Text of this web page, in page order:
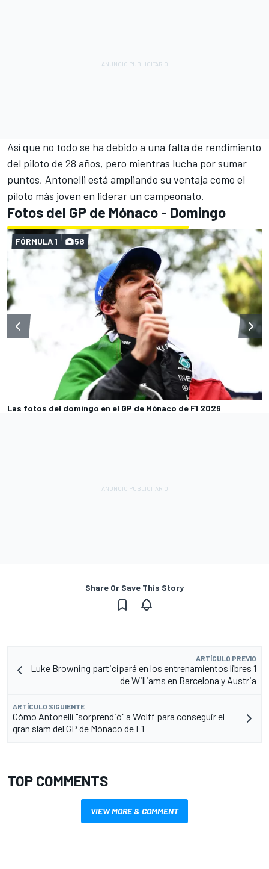
Así que no todo se ha debido a una falta de rendimiento
del piloto de 28 años, pero mientras lucha por sumar
puntos, Antonelli está ampliando su ventaja como el
piloto más joven en liderar un campeonato.
Fotos del GP de Mónaco - Domingo
Las fotos del domingo en el GP de Mónaco de F1 2026
FÓRMULA 1 58
Share Or Save This Story
ARTÍCULO PREVIO
Luke Browning participará en los entrenamientos libres 1
de Williams en Barcelona y Austria
ARTÍCULO SIGUIENTE
Cómo Antonelli "sorprendió" a Wolff para conseguir el
gran slam del GP de Mónaco de F1
TOP COMMENTS
VIEW MORE & COMMENT